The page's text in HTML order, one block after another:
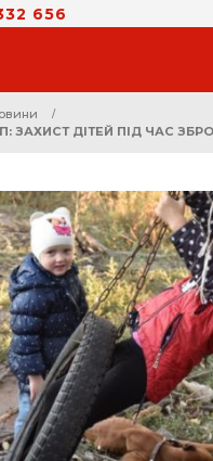
656
ЗАХИСТ ДІТЕЙ ПІД ЧАС